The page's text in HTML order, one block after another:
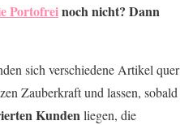
Portofreinoch nicht? Dann
sich verschiedene Artikel quer
Zauberkraft und lassen, sobald
Kundenliegen, die